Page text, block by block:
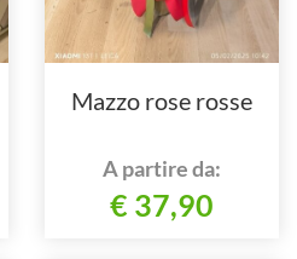
Mazzo rose rosse
A partire da:
€ 37,90